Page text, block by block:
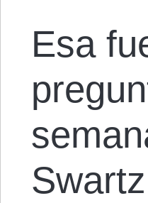
Esa